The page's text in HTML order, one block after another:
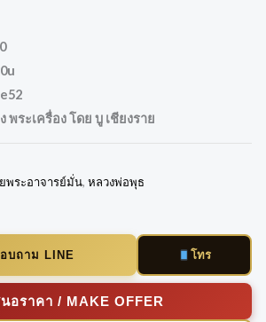
พระเครื่อง โดย บู เชียงราย
พระอาจารย์มั่น, หลวงพ่อพุธ
บถาม LINE โทร
นอราคา / MAKE OFFER